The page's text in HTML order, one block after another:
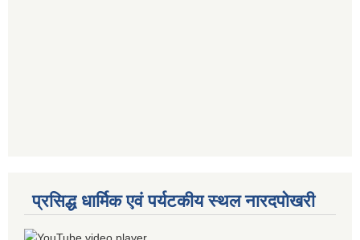
प्रसिद्ध धार्मिक एवं पर्यटकीय स्थल नारदपोखरी